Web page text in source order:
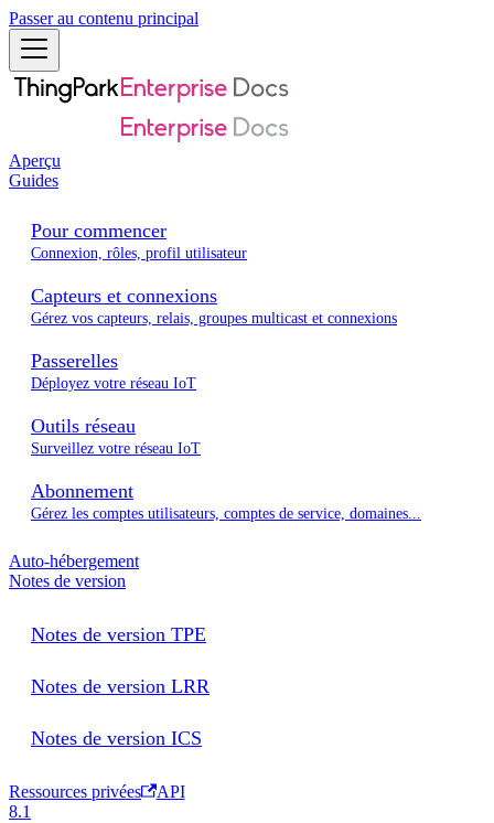
Passer au contenu principal
Aperçu
Guides
Pour commencer
Connexion, rôles, profil utilisateur
Capteurs et connexions
Gérez vos capteurs, relais, groupes multicast et connexions
Passerelles
Déployez votre réseau IoT
Outils réseau
Surveillez votre réseau IoT
Abonnement
Gérez les comptes utilisateurs, comptes de service, domaines...
Auto-hébergement
Notes de version
Notes de version TPE
Notes de version LRR
Notes de version ICS
Ressources privées
API
8.1